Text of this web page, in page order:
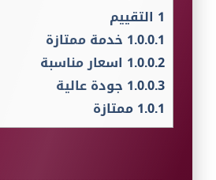
1 التقييم
1.0.0.1 خدمة ممتازة
1.0.0.2 اسعار مناسبة
1.0.0.3 جودة عالية
1.0.1ممتازة